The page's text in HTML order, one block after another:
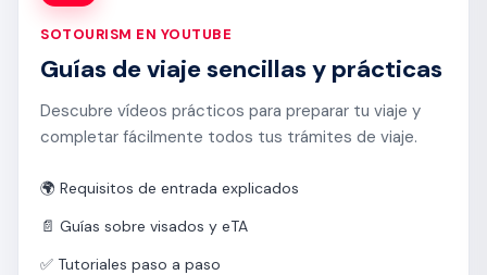
SOTOURISM EN YOUTUBE
Guías de viaje sencillas y prácticas
Descubre vídeos prácticos para preparar tu viaje y
completar fácilmente todos tus trámites de viaje.
🌍 Requisitos de entrada explicados
📄 Guías sobre visados y eTA
✅ Tutoriales paso a paso